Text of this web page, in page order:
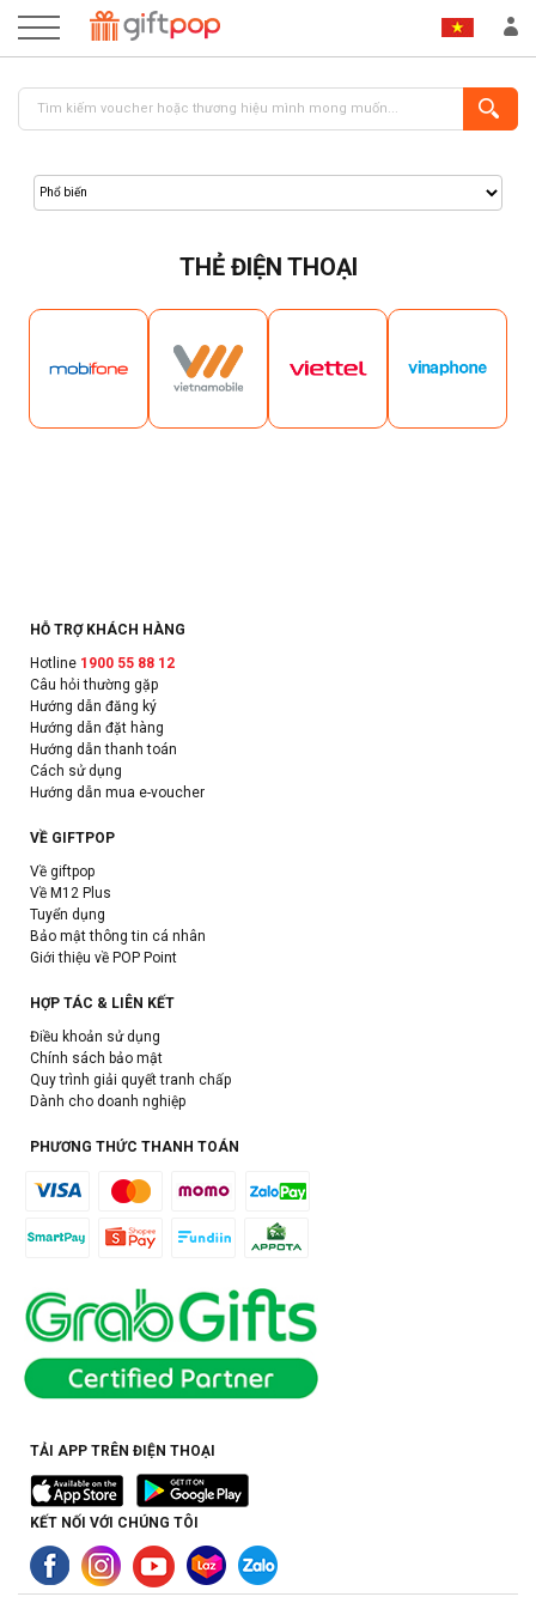
THẺ ĐIỆN THOẠI
HỖ TRỢ KHÁCH HÀNG
Hotline 1900 55 88 12
Câu hỏi thường gặp
Hướng dẫn đăng ký
Hướng dẫn đặt hàng
Hướng dẫn thanh toán
Cách sử dụng
Hướng dẫn mua e-voucher
VỀ GIFTPOP
Về giftpop
Về M12 Plus
Tuyển dụng
Bảo mật thông tin cá nhân
Giới thiệu về POP Point
HỢP TÁC & LIÊN KẾT
Điều khoản sử dụng
Chính sách bảo mật
Quy trình giải quyết tranh chấp
Dành cho doanh nghiệp
PHƯƠNG THỨC THANH TOÁN
TẢI APP TRÊN ĐIỆN THOẠI
KẾT NỐI VỚI CHÚNG TÔI